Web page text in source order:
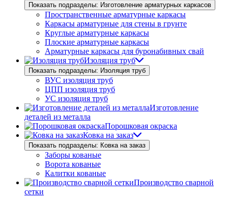
Показать подразделы: Изготовление арматурных каркасов
Пространственные арматурные каркасы
Каркасы арматурные для стены в грунте
Круглые арматурные каркасы
Плоские арматурные каркасы
Арматурные каркасы для буронабивных свай
Изоляция труб
Показать подразделы: Изоляция труб
ВУС изоляция труб
ЦПП изоляция труб
УС изоляция труб
Изготовление
деталей из металла
Порошковая окраска
Ковка на заказ
Показать подразделы: Ковка на заказ
Заборы кованые
Ворота кованые
Калитки кованые
Производство сварной
сетки